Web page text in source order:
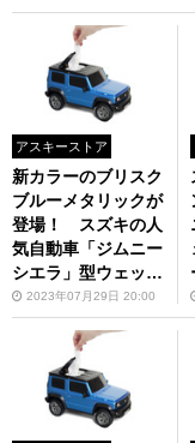
アスキーストア
新カラーのブリスク
ブルーメタリックが
登場！ スズキの人
気自動車「ジムニー
シエラ」型ウェット
ティッシュケース
2023年07月29日 20:00